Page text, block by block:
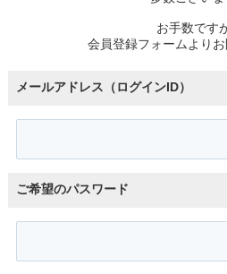
お手数です
会員登録フォームよりお
メールアドレス（ログインID）
ご希望のパスワード